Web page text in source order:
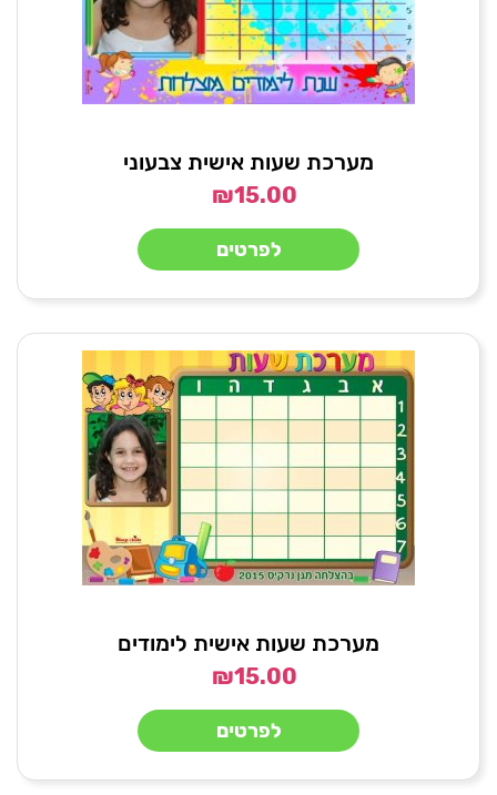
מערכת שעות אישית צבעוני
₪15.00
לפרטים
מערכת שעות אישית לימודים
₪15.00
לפרטים